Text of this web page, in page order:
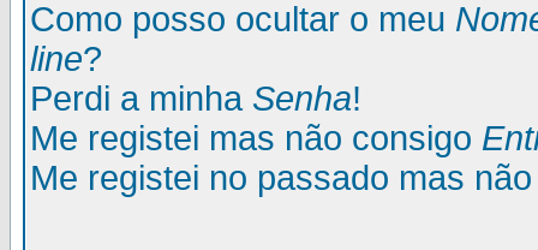
Como posso ocultar o meu
line?
Perdi a minha Senha!
Me registei mas não consigo
Me registei no passado mas